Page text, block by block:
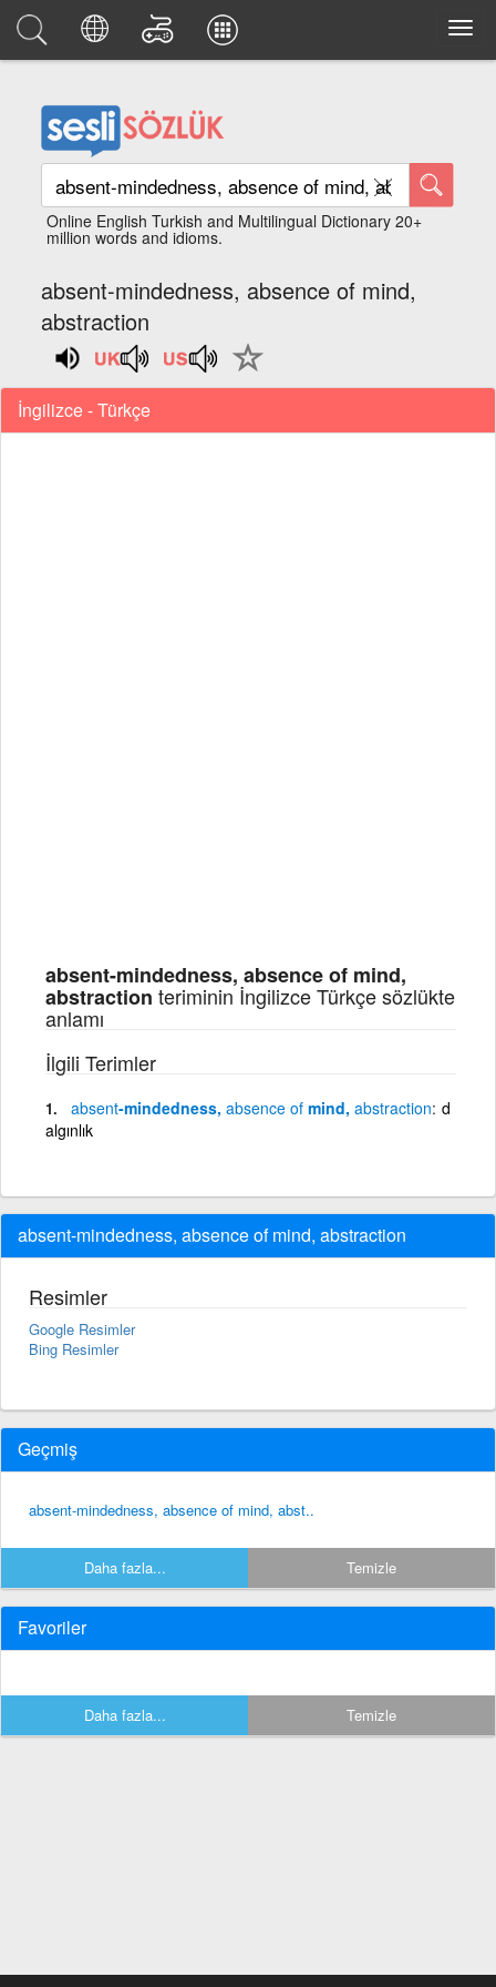
Online English Turkish and Multilingual Dictionary 20+
million words and idioms.
absent-mindedness, absence of mind,
abstraction
İngilizce - Türkçe
absent-mindedness, absence of mind,
abstraction teriminin İngilizce Türkçe sözlükte
anlamı
İlgili Terimler
absent-mindedness, absence of mind, abstraction d
algınlık
absent-mindedness, absence of mind, abstraction
Resimler
Google Resimler
Bing Resimler
Geçmiş
absent-mindedness, absence of mind, abst..
Daha fazla... Temizle
Favoriler
Daha fazla... Temizle